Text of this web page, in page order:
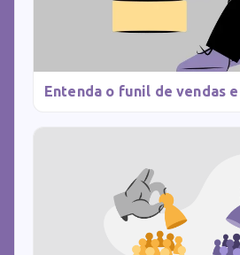
Entenda o funil de vendas